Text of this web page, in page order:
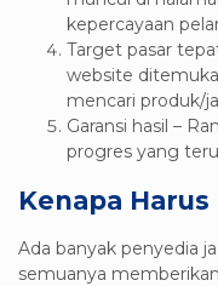
kepercayaan
Target pasar
website
mencari produk/
Garansi hasil –
progres yang
Kenapa
Ada banyak penyedia
semuanya